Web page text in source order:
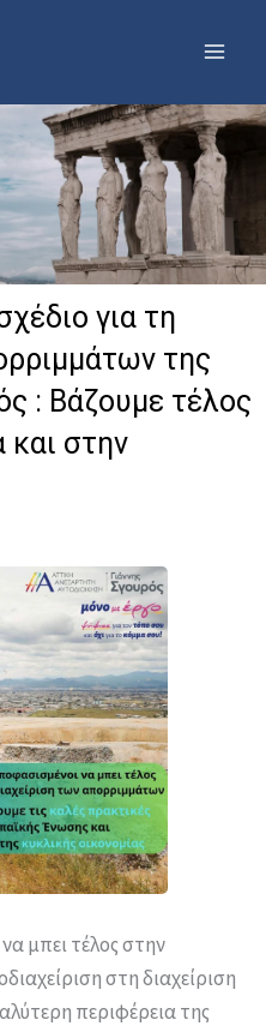
για τη
της
: Βάζουμε τέλος
και στην
μπει τέλος στην
στη διαχείριση
περιφέρεια της